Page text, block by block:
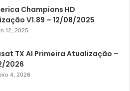
S305 Plus
Champions HD
V1.89 – 12/08/2025
12, 2025
TX AI Primeira Atualização –
2026
4, 2026